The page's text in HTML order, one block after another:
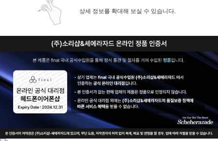
상세 정보를 확대해 보실 수 있습니다.